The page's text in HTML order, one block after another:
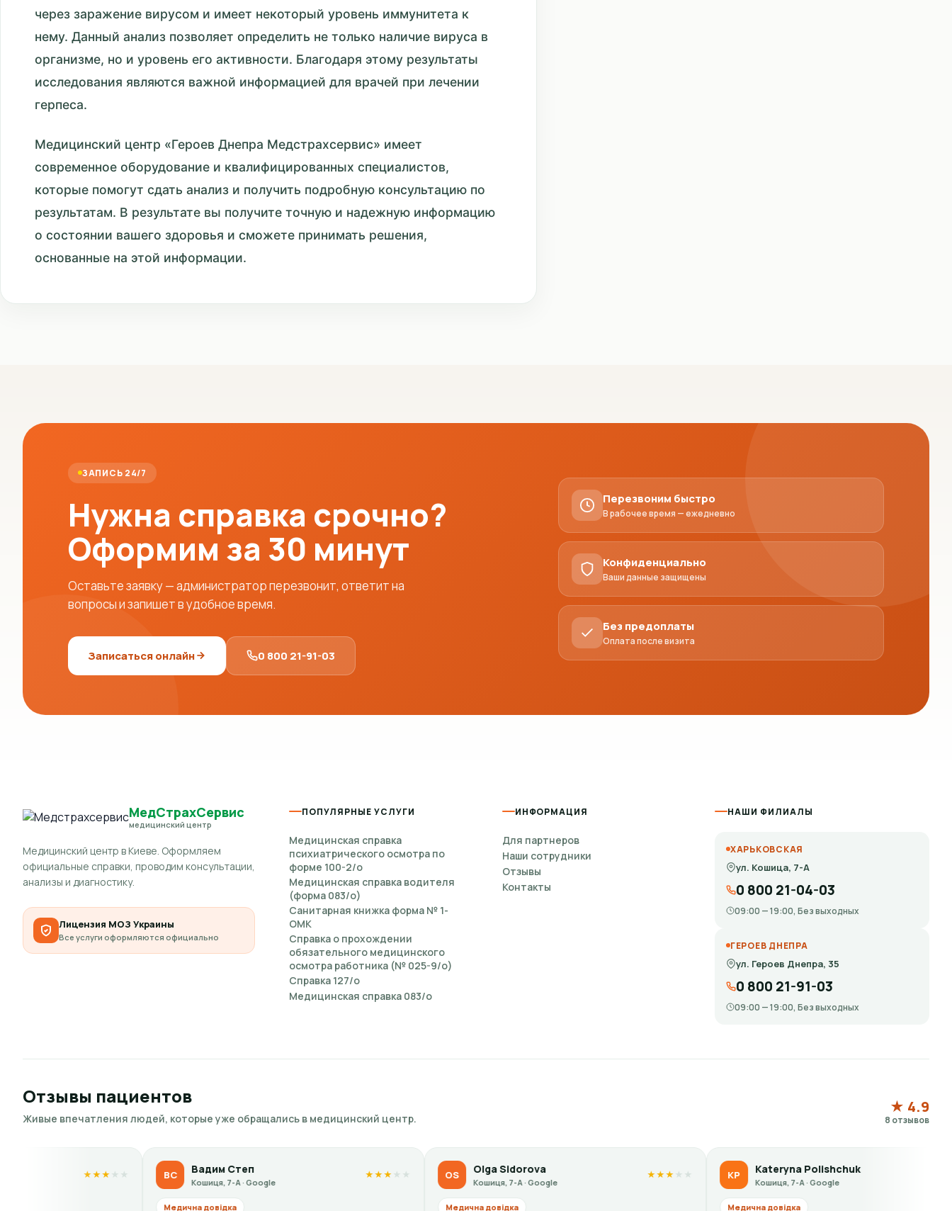
через заражение вирусом и имеет некоторый уровень иммунитета к
нему. Данный анализ позволяет определить не только наличие вируса в
организме, но и уровень его активности. Благодаря этому результаты
исследования являются важной информацией для врачей при лечении
герпеса.
Медицинский центр «Героев Днепра Медстрахсервис» имеет
современное оборудование и квалифицированных специалистов,
которые помогут сдать анализ и получить подробную консультацию по
результатам. В результате вы получите точную и надежную информацию
о состоянии вашего здоровья и сможете принимать решения,
основанные на этой информации.
ЗАПИСЬ 24/7
Нужна справка срочно?
Оформим за 30 минут
Оставьте заявку — администратор перезвонит, ответит на
вопросы и запишет в удобное время.
Записаться онлайн 0 800 21-91-03
Перезвоним быстро
В рабочее время — ежедневно
Конфиденциально
Ваши данные защищены
Без предоплаты
Оплата после визита
МедСтрахСервис
медицинский центр
Медицинский центр в Киеве. Оформляем
официальные справки, проводим консультации,
анализы и диагностику.
Лицензия МОЗ Украины
Все услуги оформляются официально
ПОПУЛЯРНЫЕ УСЛУГИ
Медицинская справка
психиатрического осмотра по
форме 100-2/о
Медицинская справка водителя
(форма 083/о)
Санитарная книжка форма № 1-
ОМК
Справка о прохождении
обязательного медицинского
осмотра работника (№ 025-9/о)
Справка 127/о
Медицинская справка 083/о
ИНФОРМАЦИЯ
Для партнеров
Наши сотрудники
Отзывы
Контакты
НАШИ ФИЛИАЛЫ
ХАРЬКОВСКАЯ
ул. Кошица, 7-А
0 800 21-04-03
09:00 — 19:00, Без выходных
ГЕРОЕВ ДНЕПРА
ул. Героев Днепра, 35
0 800 21-91-03
09:00 — 19:00, Без выходных
Отзывы пациентов
Живые впечатления людей, которые уже обращались в медицинский центр.
★ 4.9
8 отзывов
Вадим Степ ★★ Olga Sidorova ★★★ Kateryna Polishchuk ★★★★★